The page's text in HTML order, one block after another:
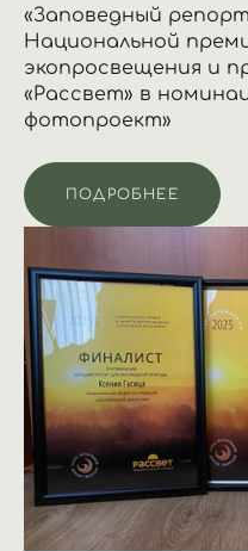
«Заповедный
Национальной
экопросвещения и
«Рассвет» в
фотопроект»
ПОДРОБНЕЕ